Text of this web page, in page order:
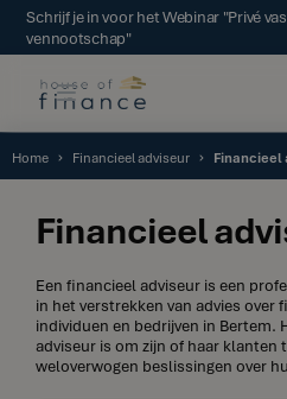
Schrijf je in voor het Webinar "Privé
vennootschap"
Home Financieel adviseur Financieel
Financieel
Een financieel adviseur is een
in het verstrekken van advies over
individuen en bedrijven in Bertem.
adviseur is om zijn of haar klanten
weloverwogen beslissingen over